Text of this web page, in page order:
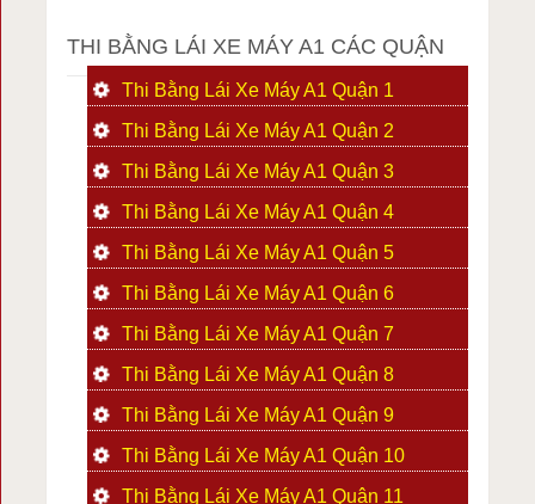
THI BẰNG LÁI XE MÁY A1 CÁC QUẬN
Thi Bằng Lái Xe Máy A1 Quận 1
Thi Bằng Lái Xe Máy A1 Quận 2
Thi Bằng Lái Xe Máy A1 Quận 3
Thi Bằng Lái Xe Máy A1 Quận 4
Thi Bằng Lái Xe Máy A1 Quận 5
Thi Bằng Lái Xe Máy A1 Quận 6
Thi Bằng Lái Xe Máy A1 Quận 7
Thi Bằng Lái Xe Máy A1 Quận 8
Thi Bằng Lái Xe Máy A1 Quận 9
Thi Bằng Lái Xe Máy A1 Quận 10
Thi Bằng Lái Xe Máy A1 Quận 11